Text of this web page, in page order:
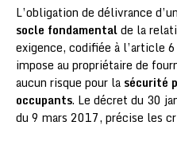
L’obligation de délivrance
socle fondamentalde la
exigence, codifiée à l’article
impose au propriétaire de
aucun risque pour la sécurité
occupants. Le décret du 30
du 9 mars 2017, précise les